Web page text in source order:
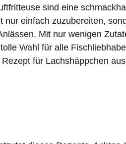
sind eine
nur einfach zuzubereiten,
Mit nur wenigen
Wahl für alle
für Lachshäppchen